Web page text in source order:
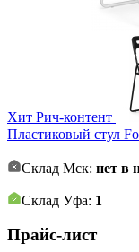
Хит Рич-контент
Пластиковый стул
Склад Мск: нет в
Склад Уфа: 1
Прайс-лист